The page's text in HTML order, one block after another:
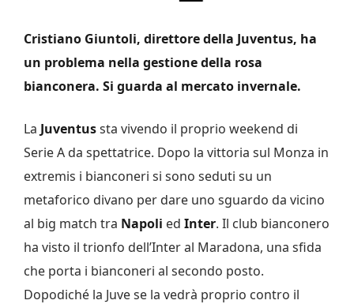
Cristiano Giuntoli, direttore della Juventus, ha
un problema nella gestione della rosa
bianconera. Si guarda al mercato invernale.
La Juventussta vivendo il proprio weekend di
Serie A da spettatrice. Dopo la vittoria sul Monza in
extremis i bianconeri si sono seduti su un
metaforico divano per dare uno sguardo da vicino
al big match tra Napoli ed Inter. Il club bianconero
ha visto il trionfo dell’Inter al Maradona, una sfida
che porta i bianconeri al secondo posto.
Dopodiché la Juve se la vedrà proprio contro il